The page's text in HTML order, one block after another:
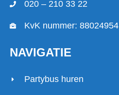
020 – 210 33 22
KvK nummer: 88024954
NAVIGATIE
Partybus huren